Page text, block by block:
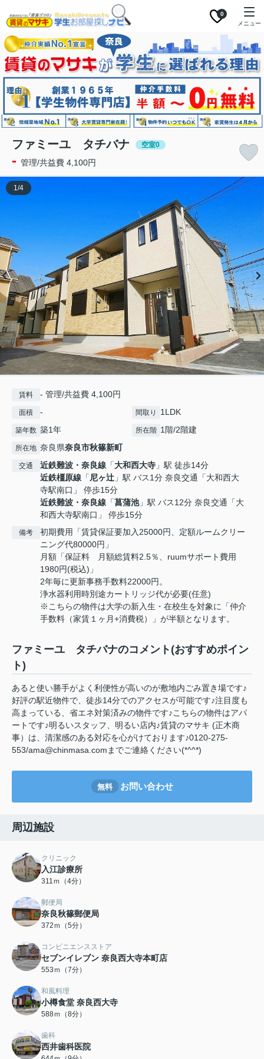
0
メニュー
ファミーユ タチバナ 空室0
- 管理/共益費 4,100円
1/4
賃料 - 管理/共益費 4,100円
面積 - 間取り 1LDK
築年数 築1年 所在階 1階/2階建
所在地 奈良県奈良市秋篠新町
交通 近鉄難波・奈良線 「大和西大寺 」駅 徒歩14分
近鉄橿原線 「 尼ヶ辻 」駅 バス1分 奈良交通「大和西大
寺駅南口」 停歩15分
近鉄難波・奈良線 「菖蒲池」駅 バス12分 奈良交通「大
和西大寺駅南口」 停歩15分
備考
初期費用「賃貸保証要加入25000円、定額ルームクリー
ニング代80000円」
月額「保証料 月額総賃料2.5％、ruumサポート費用
1980円(税込)」
2年毎に更新事務手数料22000円。
浄水器利用時別途カートリッジ代が必要(任意)
※こちらの物件は大学の新入生・在校生を対象に「仲介
手数料（家賃１ヶ月+消費税）」が半額となります。
ファミーユ タチバナのコメント(おすすめポイン
ト)
あると使い勝手がよく利便性が高いのが敷地内ごみ置き場です♪
好評の駅近物件で、徒歩14分でのアクセスが可能です♪注目度も
高まっている、省エネ対策済みの物件です♪こちらの物件はアパ
ートです♪明るいスタッフ、明るい店内♪賃貸のマサキ (正木商
事）は、清潔感のある対応を心がけております♪0120-275-
553/ama@chinmasa.comまでご連絡ください(*^^*)
無料 お問い合わせ
周辺施設
クリニック
入江診療所
311ｍ（4分）
郵便局
奈良秋篠郵便局
372ｍ（5分）
コンビニエンスストア
セブンイレブン 奈良西大寺本町店
553ｍ（7分）
和風料理
小樽食堂 奈良西大寺
588ｍ（8分）
歯科
西井歯科医院